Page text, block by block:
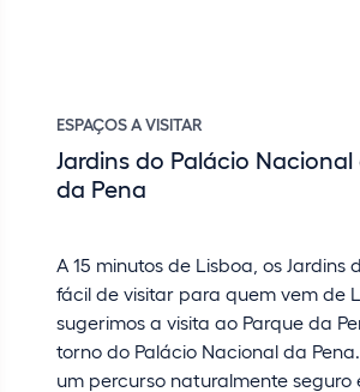
ESPAÇOS A VISITAR
Jardins do Palácio
da Pena
A 15 minutos de Lisboa, os
fácil de visitar para quem vem de
sugerimos a visita ao Parque da
torno do Palácio Nacional da
um percurso naturalmente